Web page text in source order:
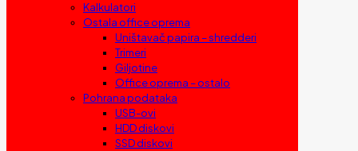
Kalkulatori
Ostala office oprema
Uništavač papira – shredderi
Trimeri
Giljotine
Office oprema – ostalo
Pohrana podataka
USB-ovi
HDD diskovi
SSD diskovi